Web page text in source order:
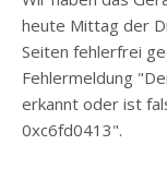
heute Mittag der
Seiten fehlerfrei
Fehlermeldung
erkannt oder ist
0xc6fd0413".